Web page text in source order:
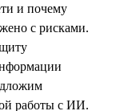
и почему
с рисками.
работы с ИИ.